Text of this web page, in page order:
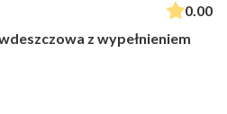
0.00
z wypełnieniem